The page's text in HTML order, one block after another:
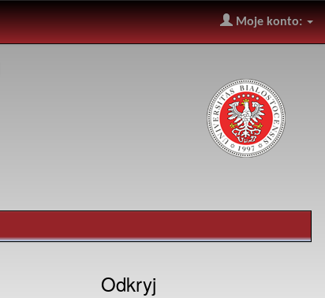
Moje konto:
Odkryj